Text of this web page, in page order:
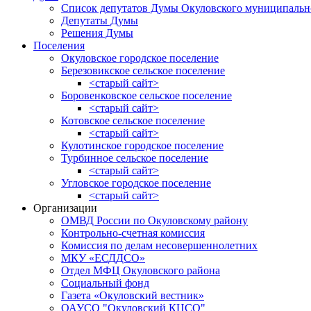
Список депутатов Думы Окуловского
Депутаты Думы
Решения Думы
Поселения
Окуловское городское поселение
Березовикское сельское поселение
<старый сайт>
Боровенковское сельское поселение
<старый сайт>
Котовское сельское поселение
<старый сайт>
Кулотинское городское поселение
Турбинное сельское поселение
<старый сайт>
Угловское городское поселение
<старый сайт>
Организации
ОМВД России по Окуловскому району
Контрольно-счетная комиссия
Комиссия по делам несовершеннолетних
МКУ «ЕСДДСО»
Отдел МФЦ Окуловского района
Социальный фонд
Газета «Окуловский вестник»
ОАУСО "Окуловский КЦСО"